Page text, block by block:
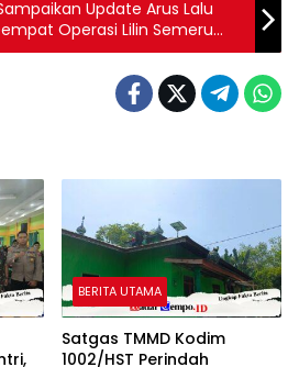
Update Arus Lalu
Operasi Lilin Semeru
BERITA UTAMA
Satgas TMMD Kodim
1002/HST Perindah